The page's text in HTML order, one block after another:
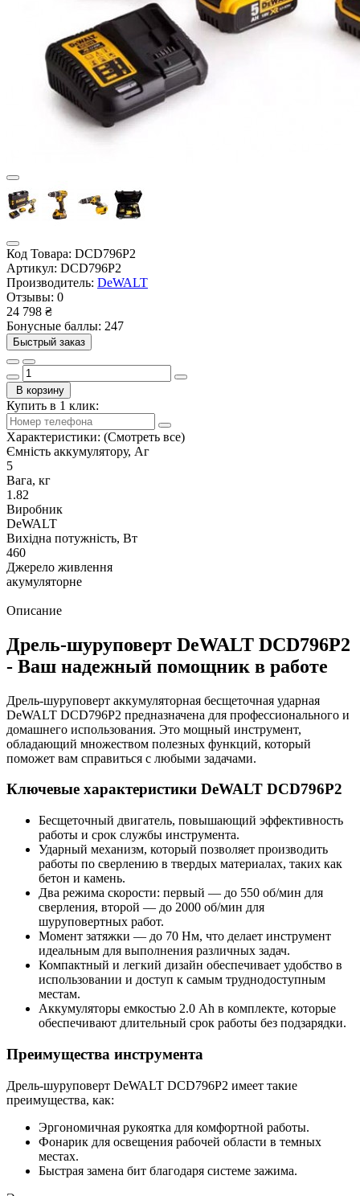
Код Товара: DCD796P2
Артикул: DCD796P2
Производитель: DeWALT
Отзывы: 0
24 798 ₴
Бонусные баллы: 247
Быстрый заказ
В корзину
Купить в 1 клик:
Характеристики: (Смотреть все)
Ємність аккумулятору, Аг
5
Вага, кг
1.82
Виробник
DeWALT
Вихідна потужність, Вт
460
Джерело живлення
акумуляторне
Описание
Дрель-шуруповерт DeWALT DCD796P2
- Ваш надежный помощник в работе
Дрель-шуруповерт аккумуляторная бесщеточная ударная
DeWALT DCD796P2 предназначена для профессионального и
домашнего использования. Это мощный инструмент,
обладающий множеством полезных функций, который
поможет вам справиться с любыми задачами.
Ключевые характеристики DeWALT DCD796P2
Бесщеточный двигатель, повышающий эффективность
работы и срок службы инструмента.
Ударный механизм, который позволяет производить
работы по сверлению в твердых материалах, таких как
бетон и камень.
Два режима скорости: первый — до 550 об/мин для
сверления, второй — до 2000 об/мин для
шуруповертных работ.
Момент затяжки — до 70 Нм, что делает инструмент
идеальным для выполнения различных задач.
Компактный и легкий дизайн обеспечивает удобство в
использовании и доступ к самым труднодоступным
местам.
Аккумуляторы емкостью 2.0 Ah в комплекте, которые
обеспечивают длительный срок работы без подзарядки.
Преимущества инструмента
Дрель-шуруповерт DeWALT DCD796P2 имеет такие
преимущества, как:
Эргономичная рукоятка для комфортной работы.
Фонарик для освещения рабочей области в темных
местах.
Быстрая замена бит благодаря системе зажима.